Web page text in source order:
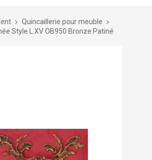
Quincaillerie pour meuble
Style L.XV OB950 Bronze Patiné